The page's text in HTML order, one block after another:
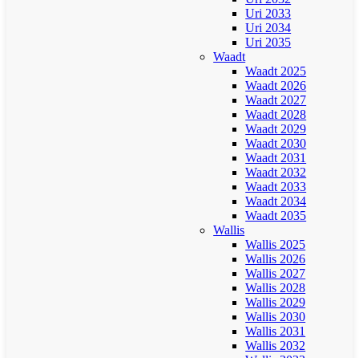
Uri 2033
Uri 2034
Uri 2035
Waadt
Waadt 2025
Waadt 2026
Waadt 2027
Waadt 2028
Waadt 2029
Waadt 2030
Waadt 2031
Waadt 2032
Waadt 2033
Waadt 2034
Waadt 2035
Wallis
Wallis 2025
Wallis 2026
Wallis 2027
Wallis 2028
Wallis 2029
Wallis 2030
Wallis 2031
Wallis 2032